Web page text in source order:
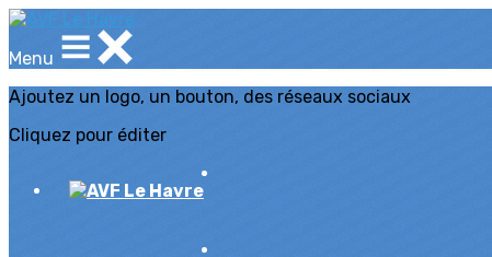
Menu
Ajoutez un logo, un bouton, des réseaux sociaux
Cliquez pour éditer